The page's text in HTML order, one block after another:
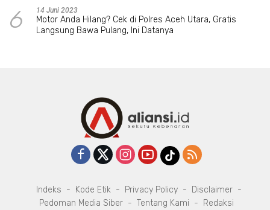
6 14 Juni 2023
Motor Anda Hilang? Cek di Polres Aceh Utara, Gratis
Langsung Bawa Pulang, Ini Datanya
Indeks Kode Etik Privacy Policy
Disclaimer
Pedoman Media Siber
Tentang Kami Redaksi